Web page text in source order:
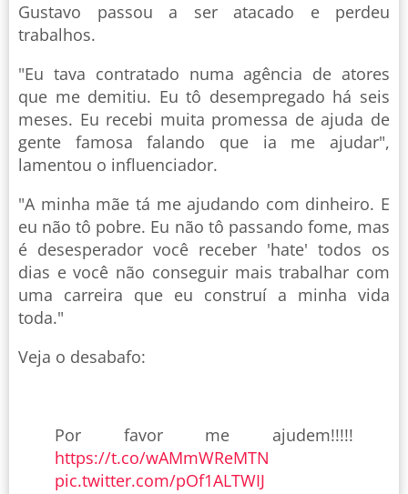
Gustavo passou a ser atacado e perdeu
trabalhos.
"Eu tava contratado numa agência de atores
que me demitiu. Eu tô desempregado há seis
meses. Eu recebi muita promessa de ajuda de
gente famosa falando que ia me ajudar",
lamentou o influenciador.
"A minha mãe tá me ajudando com dinheiro. E
eu não tô pobre. Eu não tô passando fome, mas
é desesperador você receber 'hate' todos os
dias e você não conseguir mais trabalhar com
uma carreira que eu construí a minha vida
toda."
Veja o desabafo:
Por favor me ajudem!!!!!
https://t.co/wAMmWReMTN
pic.twitter.com/pOf1ALTWIJ